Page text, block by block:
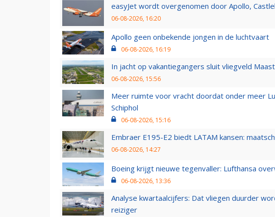
easyJet wordt overgenomen door Apollo,
06-08-2026, 16:20
Apollo geen onbekende jongen in de luchtvaart
06-08-2026, 16:19
In jacht op vakantiegangers sluit vliegveld
06-08-2026, 15:56
Meer ruimte voor vracht doordat onder meer
Schiphol
06-08-2026, 15:16
Embraer E195-E2 biedt LATAM kansen:
06-08-2026, 14:27
Boeing krijgt nieuwe tegenvaller: Lufthansa
06-08-2026, 13:36
Analyse kwartaalcijfers: Dat vliegen duurder
reiziger